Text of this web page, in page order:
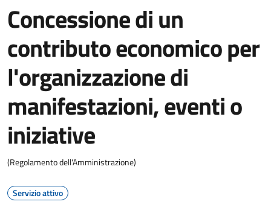
Concessione di un
contributo economico per
l'organizzazione di
manifestazioni, eventi o
iniziative
(Regolamento dell'Amministrazione)
Servizio attivo